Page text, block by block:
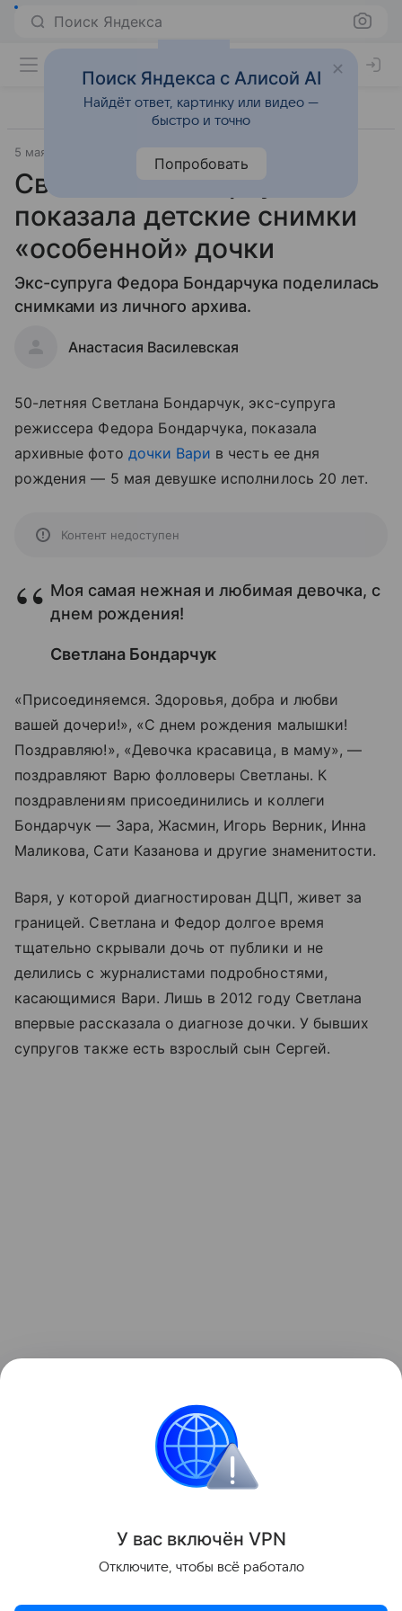
Поиск Яндекса
5 мая 2019
Светлана Бондарчук
показала детские снимки
«особенной» дочки
Экс-супруга Федора Бондарчука поделилась
снимками из личного архива.
Анастасия Василевская
50-летняя Светлана Бондарчук, экс-супруга
режиссера Федора Бондарчука, показала
архивные фото дочки Вари в честь ее дня
рождения — 5 мая девушке исполнилось 20 лет.
Контент недоступен
Моя самая нежная и любимая девочка, с
днем рождения!
Светлана Бондарчук
«Присоединяемся. Здоровья, добра и любви
вашей дочери!», «С днем рождения малышки!
Поздравляю!», «Девочка красавица, в маму», —
поздравляют Варю фолловеры Светланы. К
поздравлениям присоединились и коллеги
Бондарчук — Зара, Жасмин, Игорь Верник, Инна
Маликова, Сати Казанова и другие знаменитости.
Варя, у которой диагностирован ДЦП, живет за
границей. Светлана и Федор долгое время
тщательно скрывали дочь от публики и не
делились с журналистами подробностями,
касающимися Вари. Лишь в 2012 году Светлана
впервые рассказала о диагнозе дочки. У бывших
супругов также есть взрослый сын Сергей.
8 удивительных фактов о
насекомых, которых вы точно не знали
Поделиться
У вас включён VPN
Отключите, чтобы всё работало
Поиск Яндекса с Алисой AI
Найдёт ответ, картинку или видео —
быстро и точно
Попробовать